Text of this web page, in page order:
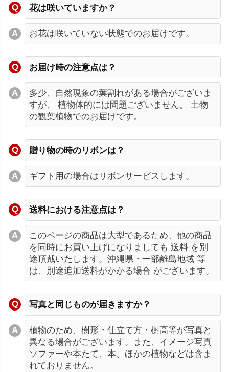
花は咲いていますか？
お花は咲いていない状態でのお届けです。
お届け時の注意点は？
多少、自然現象の葉割れがある場合がございま
すが、 植物体的には問題ございません。 土物
の観葉植物でのお届けです。
贈り物の時のリボンは？
ギフト用の場合はリボンサービスします。
送料における注意点は？
このページの商品は大型であるため、他の商品
を同時にお買い上げになりましても 送料 を別
途頂戴いたします。沖縄県・一部離島地域 等
は、別途追加送料がかかる場合 がございます。
写真と同じものが届きますか？
植物のため、樹形・仕立て方・樹高等が写真と
異なる場合がございます。また、イメージ写真
ソファーや本たて、本、ほかの植物などは含ま
れておりません。